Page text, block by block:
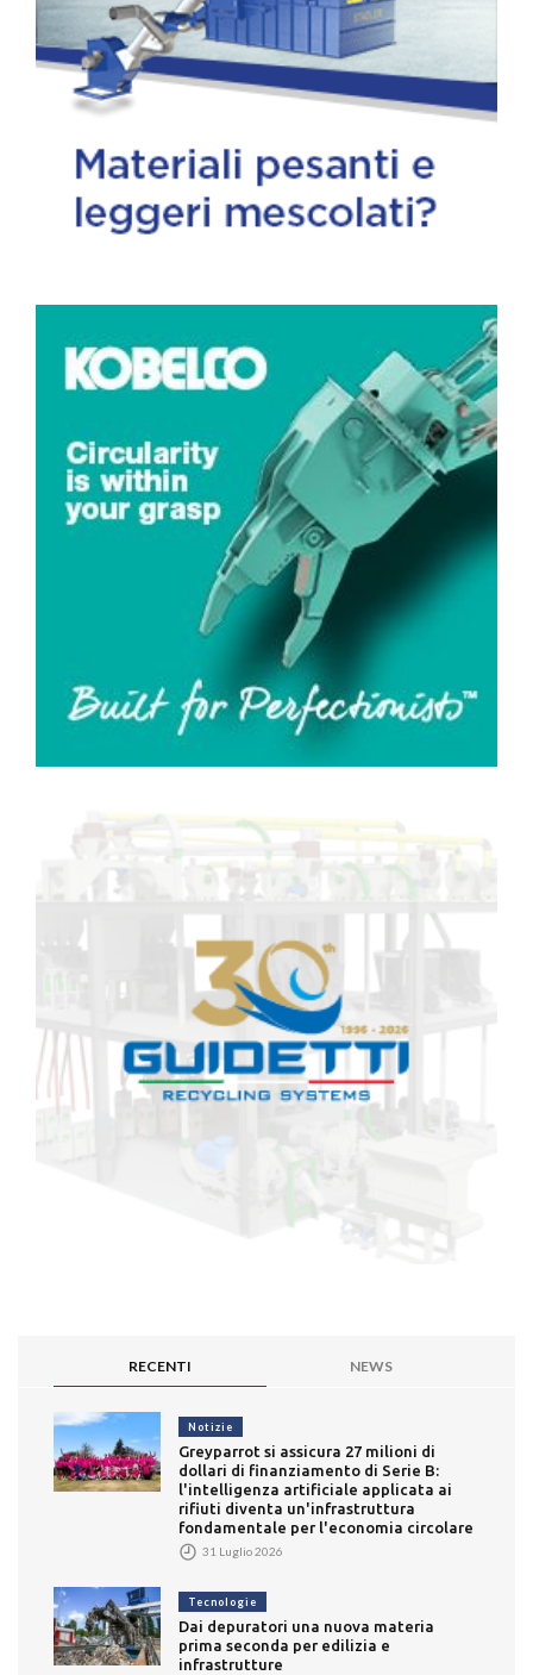
RECENTI NEWS
Notizie
Greyparrot si assicura 27 milioni di
dollari di finanziamento di Serie B:
l'intelligenza artificiale applicata ai
rifiuti diventa un'infrastruttura
fondamentale per l'economia circolare
31 Luglio 2026
Tecnologie
Dai depuratori una nuova materia
prima seconda per edilizia e
infrastrutture